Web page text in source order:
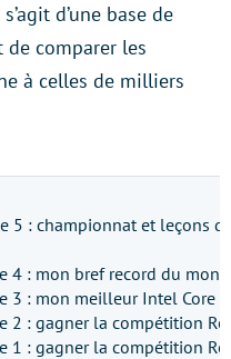
d’une base de
comparer les
à celles de milliers
5 : championnat et leçons
4 : mon bref record du
3 : mon meilleur Intel Core
2 : gagner la compétition
1 : gagner la compétition